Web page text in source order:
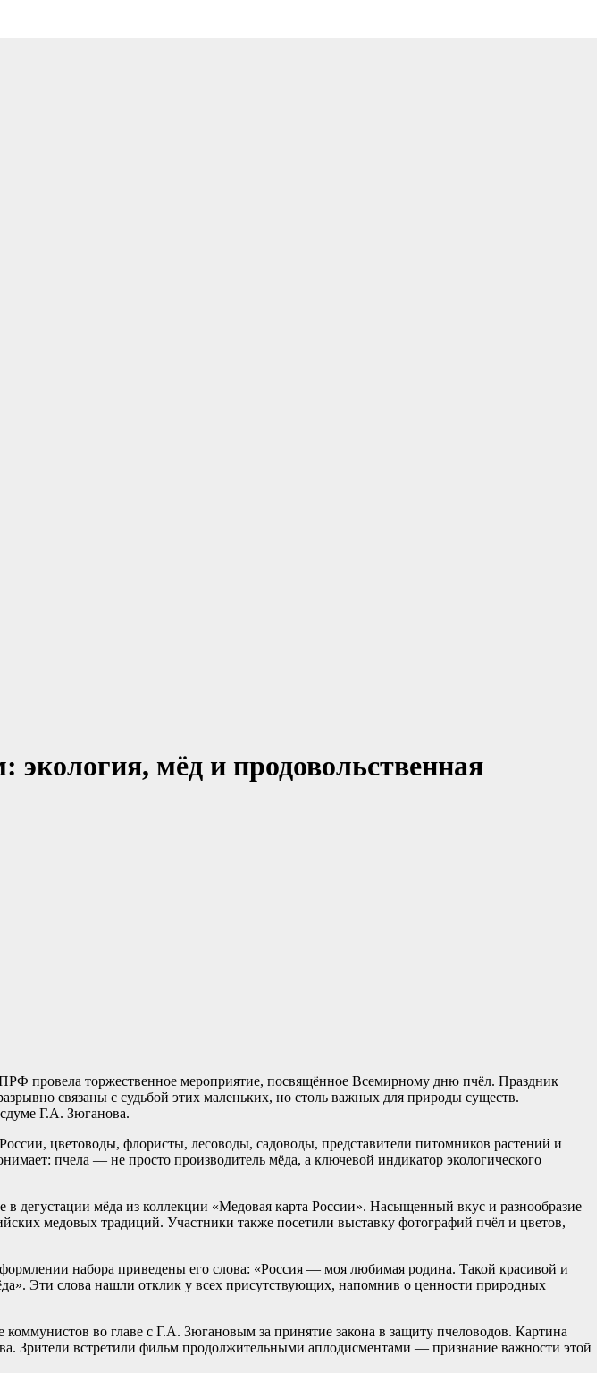
мёд и продовольственная
провела торжественное мероприятие, посвящённое Всемирному дню пчёл. Праздник
связаны с судьбой этих маленьких, но столь важных для природы существ.
Г.А. Зюганова.
цветоводы, флористы, лесоводы, садоводы, представители питомников растений и
пчела — не просто производитель мёда, а ключевой индикатор экологического
дегустации мёда из коллекции «Медовая карта России». Насыщенный вкус и разнообразие
медовых традиций. Участники также посетили выставку фотографий пчёл и цветов,
набора приведены его слова: «Россия — моя любимая родина. Такой красивой и
Эти слова нашли отклик у всех присутствующих, напомнив о ценности природных
во главе с Г.А. Зюгановым за принятие закона в защиту пчеловодов. Картина
Зрители встретили фильм продолжительными аплодисментами — признание важности этой